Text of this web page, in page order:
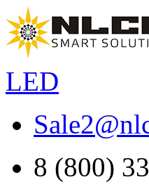
LED
Sale2@
8 (800)